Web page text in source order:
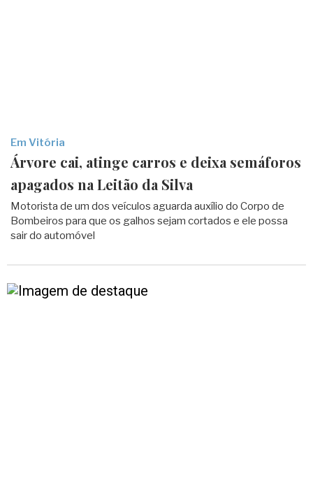
Em Vitória
Árvore cai, atinge carros e deixa semáforos
apagados na Leitão da Silva
Motorista de um dos veículos aguarda auxílio do Corpo de
Bombeiros para que os galhos sejam cortados e ele possa
sair do automóvel